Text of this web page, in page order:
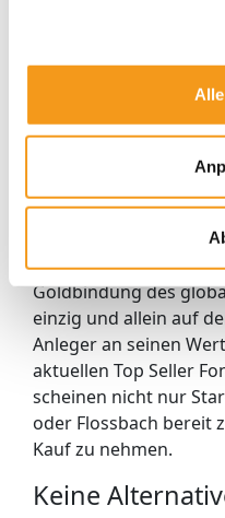
Stabilisator für sein
oder anderen
Für eine Anlage in
kurzfristige Anleihen
aufweist. Man sollte
sein, dass sowohl der
Nutzen als
Goldbindung des
einzig und allein auf
Anleger an seinen
aktuellen Top Seller
scheinen nicht nur
oder Flossbach bereit
Kauf zu nehmen.
Keine